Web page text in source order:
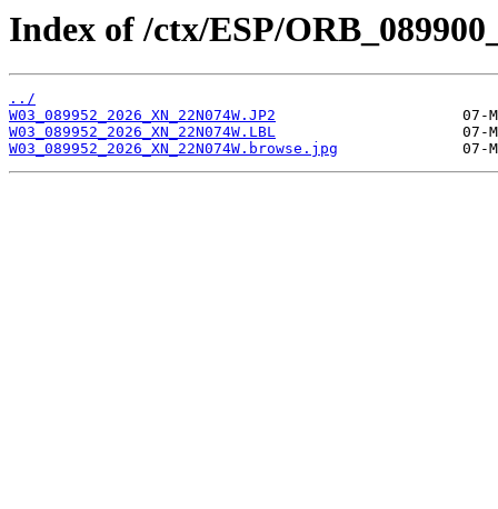
Index of /ctx/ESP/
../
W03_089952_2026_XN_22N074W.JP2
W03_089952_2026_XN_22N074W.LBL
W03_089952_2026_XN_22N074W.browse.jpg